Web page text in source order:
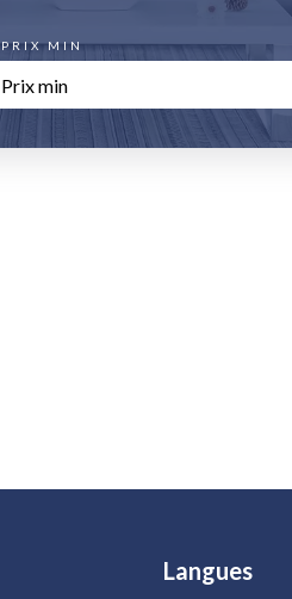
PRIX MIN
Langues